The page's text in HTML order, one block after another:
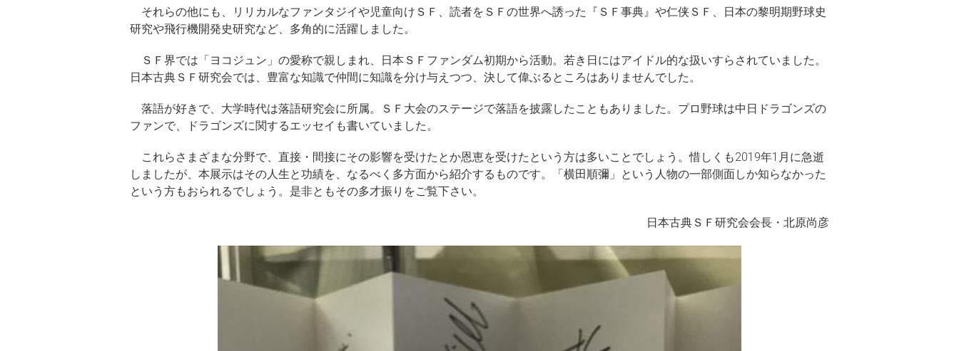
それらの他にも、リリカルなファンタジイや児童向けＳＦ、読者をＳＦの世界へ誘った『ＳＦ事典』や仁侠ＳＦ、日本の黎明期野球史
研究や飛行機開発史研究など、多角的に活躍しました。
ＳＦ界では「ヨコジュン」の愛称で親しまれ、日本ＳＦファンダム初期から活動。若き日にはアイドル的な扱いすらされていました。
日本古典ＳＦ研究会では、豊富な知識で仲間に知識を分け与えつつ、決して偉ぶるところはありませんでした。
落語が好きで、大学時代は落語研究会に所属。ＳＦ大会のステージで落語を披露したこともありました。プロ野球は中日ドラゴンズの
ファンで、ドラゴンズに関するエッセイも書いていました。
これらさまざまな分野で、直接・間接にその影響を受けたとか恩恵を受けたという方は多いことでしょう。惜しくも2019年1月に急逝
しましたが、本展示はその人生と功績を、なるべく多方面から紹介するものです。「横田順彌」という人物の一部側面しか知らなかった
という方もおられるでしょう。是非ともその多才振りをご覧下さい。
日本古典ＳＦ研究会会長・北原尚彦